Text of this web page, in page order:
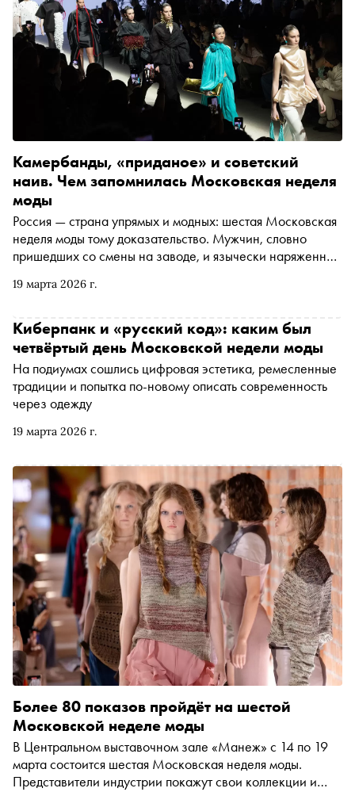
19 марта 2026 г.
Камербанды, «приданое» и советский
наив. Чем запомнилась Московская неделя
моды
Россия — страна упрямых и модных: шестая Московская
неделя моды тому доказательство. Мужчин, словно
пришедших со смены на заводе, и язычески наряженных
обозреватель «Сноба» Катя Штерн — теперь делится
19 марта 2026 г.
Киберпанк и «русский код»: каким был
четвёртый день Московской недели моды
На подиумах сошлись цифровая эстетика, ремесленные
традиции и попытка по-новому описать современность
через одежду
Более 80 показов пройдёт на шестой
Московской неделе моды
В Центральном выставочном зале «Манеж» с 14 по 19
марта состоится шестая Московская неделя моды.
Представители индустрии покажут свои коллекции и